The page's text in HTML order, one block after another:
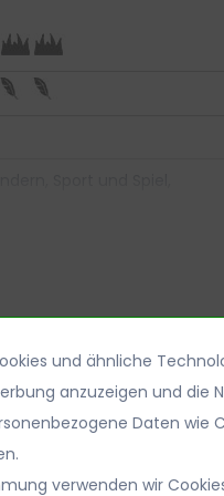
und ähnliche
anzuzeigen und die
Daten wie
verwenden wir
/ Minute
breit